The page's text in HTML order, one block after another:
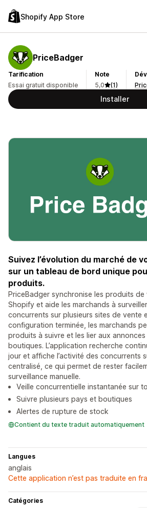
Shopify App Store
PriceBadger
Tarification
Essai gratuit disponible
Note
5,0
(1)
Installer
Suivez l’évolution du marché de
sur un tableau de bord unique
produits.
PriceBadger synchronise les produits
Shopify et aide les marchands à
concurrents sur plusieurs sites de vente
configuration terminée, les marchands
produits à suivre et les lier aux annonces
boutiques. L’application recherche
jour et affiche l’activité des concurrents
centralisé, ce qui permet de rester
surveillance manuelle.
Veille concurrentielle instantanée sur
Suivre plusieurs pays et boutiques
Alertes de rupture de stock
Contient du texte traduit automatiquement
Langues
anglais
Cette application n’est pas traduite en
Catégories